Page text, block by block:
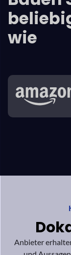
Anbieter
und
Admin-
Anbieter-